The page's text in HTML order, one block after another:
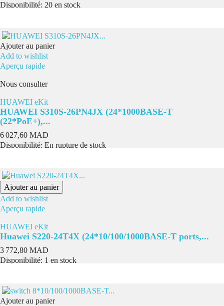
Disponibilité: 20 en stock
Ajouter au panier
Add to wishlist
Aperçu rapide
Nous consulter
HUAWEI eKit
HUAWEI S310S-26PN4JX (24*1000BASE-T
(22*PoE+),...
Prix
6 027,60 MAD
Disponibilité: En rupture de stock
Ajouter au panier
Add to wishlist
Aperçu rapide
HUAWEI eKit
Huawei S220-24T4X (24*10/100/1000BASE-T ports,...
Prix
3 772,80 MAD
Disponibilité: 1 en stock
Ajouter au panier